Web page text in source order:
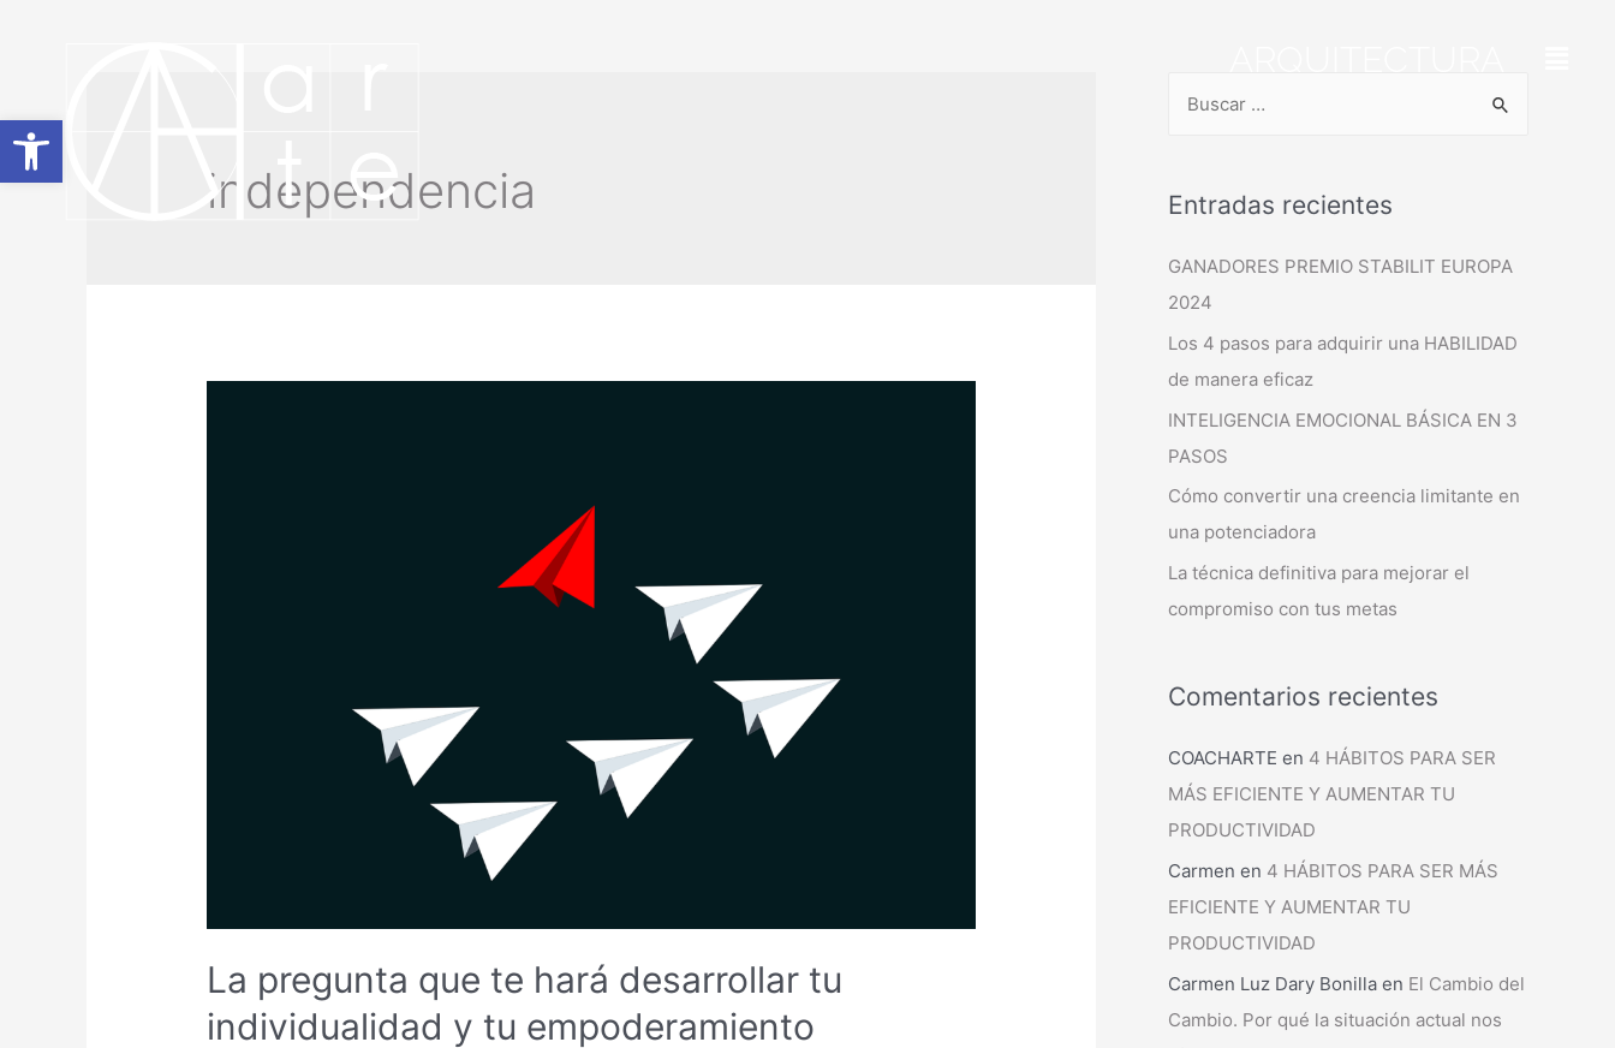
Abrir barra de herramientas
independencia
La pregunta que te hará desarrollar tu
individualidad y tu empoderamiento
Entradas recientes
GANADORES PREMIO STABILIT EUROPA
2024
Los 4 pasos para adquirir una HABILIDAD
de manera eficaz
INTELIGENCIA EMOCIONAL BÁSICA EN 3
PASOS
Cómo convertir una creencia limitante en
una potenciadora
La técnica definitiva para mejorar el
compromiso con tus metas
Comentarios recientes
COACHARTE en 4 HÁBITOS PARA SER
MÁS EFICIENTE Y AUMENTAR TU
PRODUCTIVIDAD
Carmen en 4 HÁBITOS PARA SER MÁS
EFICIENTE Y AUMENTAR TU
PRODUCTIVIDAD
Carmen Luz Dary Bonilla en El Cambio del
Cambio. Por qué la situación actual nos